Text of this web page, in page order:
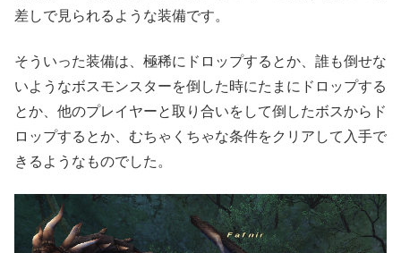
差しで見られるような装備です。
そういった装備は、極稀にドロップするとか、誰も倒せな
いようなボスモンスターを倒した時にたまにドロップする
とか、他のプレイヤーと取り合いをして倒したボスからド
ロップするとか、むちゃくちゃな条件をクリアして入手で
きるようなものでした。